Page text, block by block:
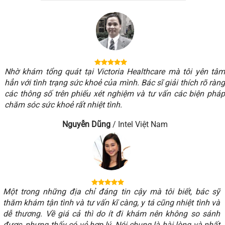
Nhờ khám tổng quát tại Victoria Healthcare mà tôi yên tâm
hẳn với tình trạng sức khoẻ của mình. Bác sĩ giải thích rõ ràng
các thông số trên phiếu xét nghiệm và tư vấn các biện pháp
chăm sóc sức khoẻ rất nhiệt tình.
Nguyễn Dũng / Intel Việt Nam
Một trong những địa chỉ đáng tin cậy mà tôi biết, bác sỹ
thăm khám tận tình và tư vấn kĩ càng, y tá cũng nhiệt tình và
dễ thương. Về giá cả thì do ít đi khám nên không so sánh